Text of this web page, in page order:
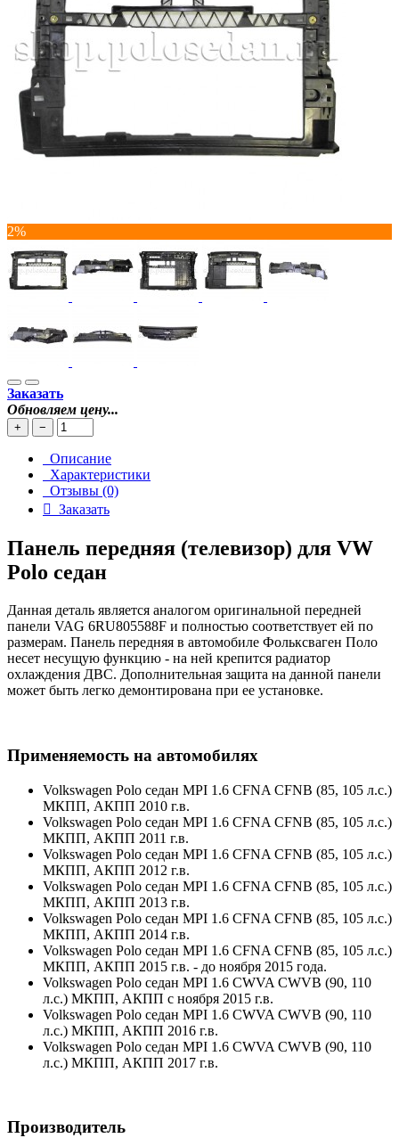
2%
Заказать
Обновляем цену...
+ −
Описание
Характеристики
Отзывы (0)
Заказать
Панель передняя (телевизор) для VW
Polo седан
Данная деталь является аналогом оригинальной передней
панели VAG 6RU805588F и полностью соответствует ей по
размерам. Панель передняя в автомобиле Фольксваген Поло
несет несущую функцию - на ней крепится радиатор
охлаждения ДВС. Дополнительная защита на данной панели
может быть легко демонтирована при ее установке.
Применяемость на автомобилях
Volkswagen Polo седан MPI 1.6 CFNA CFNB (85, 105 л.с.)
МКПП, АКПП 2010 г.в.
Volkswagen Polo седан MPI 1.6 CFNA CFNB (85, 105 л.с.)
МКПП, АКПП 2011 г.в.
Volkswagen Polo седан MPI 1.6 CFNA CFNB (85, 105 л.с.)
МКПП, АКПП 2012 г.в.
Volkswagen Polo седан MPI 1.6 CFNA CFNB (85, 105 л.с.)
МКПП, АКПП 2013 г.в.
Volkswagen Polo седан MPI 1.6 CFNA CFNB (85, 105 л.с.)
МКПП, АКПП 2014 г.в.
Volkswagen Polo седан MPI 1.6 CFNA CFNB (85, 105 л.с.)
МКПП, АКПП 2015 г.в. - до ноября 2015 года.
Volkswagen Polo седан MPI 1.6 CWVA CWVB (90, 110
л.с.) МКПП, АКПП с ноября 2015 г.в.
Volkswagen Polo седан MPI 1.6 CWVA CWVB (90, 110
л.с.) МКПП, АКПП 2016 г.в.
Volkswagen Polo седан MPI 1.6 CWVA CWVB (90, 110
л.с.) МКПП, АКПП 2017 г.в.
Производитель